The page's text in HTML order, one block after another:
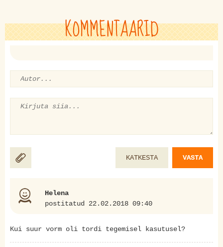
KOMMENTAARID
KATKESTA VASTA
Helena
postitatud 22.02.2018 09:40
Kui suur vorm oli tordi tegemisel kasutusel?